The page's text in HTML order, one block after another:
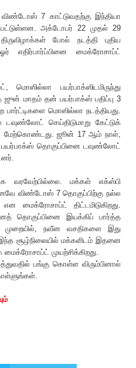
7 காட்டுவதற்கு இந்தியா
அக்டோபர் 22 முதல் 29
போல் நடத்தி புதிய
எதிர்பார்ப்பினை மைக்ரோசாப்ட்
பயர்பாக்ஸிடமிருந்து
மாதம் தன் பயர்பாக்ஸ் பதிப்பு 3
மொஸில்லா நடத்தியது.
டவுண்லோட் செய்திடுமாறு கேட்டுக்
ஜூன் 17 ஆம் நாள்,
பயர்பாக்ஸ் தொகுப்பினை டவுண்லோட்
வரவேற்பில்லை. மக்கள் எக்ஸ்பி
விண்டோஸ் 7 தொகுப்பிற்கு நல்ல
மைக்ரோசாப்ட் திட்டமிடுகிறது.
தொகுப்பினை இயக்கிப் பார்த்த
நவீன வசதிகளை இது
சூழ்நிலையில் மக்களிடம் இதனை
முயற்சிக்கிறது.
பங்கு கொள்ள விரும்பினால்